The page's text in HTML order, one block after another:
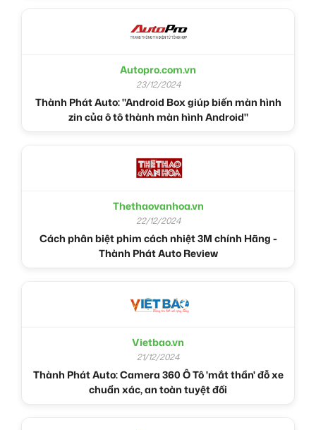
Autopro.com.vn
23/12/2024
Thành Phát Auto: "Android Box giúp biến màn hình
zin của ô tô thành màn hình Android"
Thethaovanhoa.vn
22/12/2024
Cách phân biệt phim cách nhiệt 3M chính Hãng -
Thành Phát Auto Review
Vietbao.vn
21/12/2024
Thành Phát Auto: Camera 360 Ô Tô 'mắt thần' đỗ xe
chuẩn xác, an toàn tuyệt đối